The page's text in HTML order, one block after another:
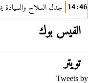
14:46 جدل السلاح والسيادة
الفيس بوك
تويتر
Tweets by